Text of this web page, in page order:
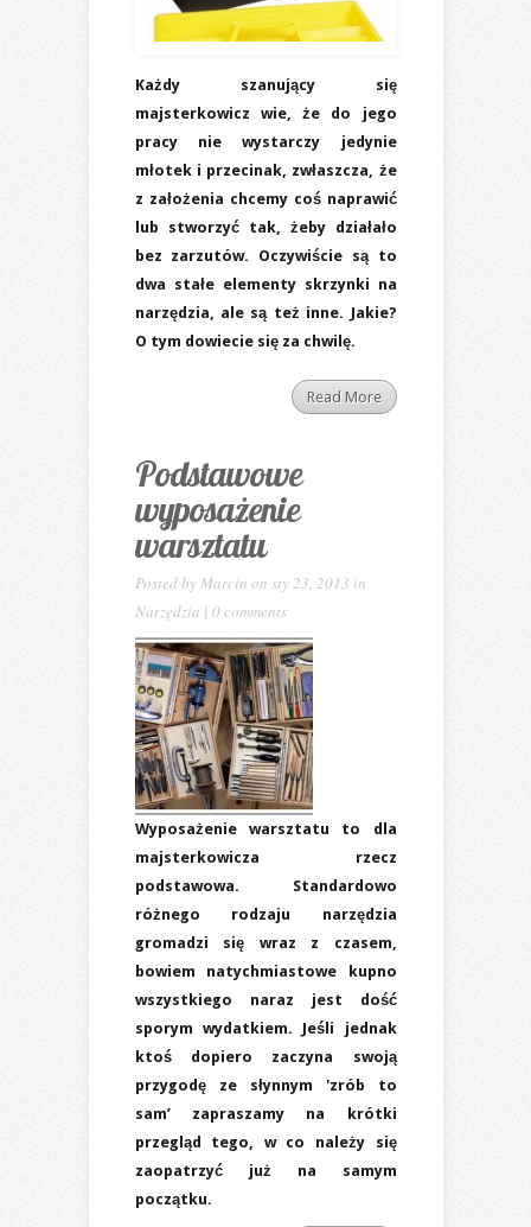
Każdy szanujący się
majsterkowicz wie, że do jego
pracy nie wystarczy jedynie
młotek i przecinak, zwłaszcza, że
z założenia chcemy coś naprawić
lub stworzyć tak, żeby działało
bez zarzutów. Oczywiście są to
dwa stałe elementy skrzynki na
narzędzia, ale są też inne. Jakie?
O tym dowiecie się za chwilę.
Read More
Podstawowe
wyposażenie
warsztatu
Posted byMarcin on sty 23, 2013 in
Narzędzia | 0 comments
Wyposażenie warsztatu to dla
majsterkowicza rzecz
podstawowa. Standardowo
różnego rodzaju narzędzia
gromadzi się wraz z czasem,
bowiem natychmiastowe kupno
wszystkiego naraz jest dość
sporym wydatkiem. Jeśli jednak
ktoś dopiero zaczyna swoją
przygodę ze słynnym 'zrób to
sam’ zapraszamy na krótki
przegląd tego, w co należy się
zaopatrzyć już na samym
początku.